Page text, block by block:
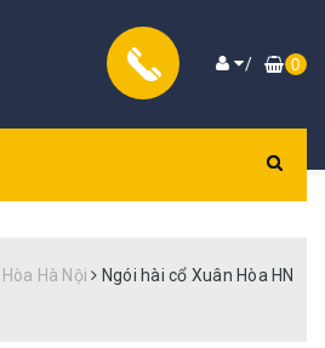
/ 0
Hà Nội
Ngói hài cổ Xuân Hòa HN